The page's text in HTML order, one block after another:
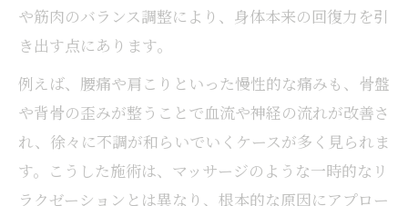
や筋肉のバランス調整により、身体本来の回復力を引
き出す点にあります。
例えば、腰痛や肩こりといった慢性的な痛みも、骨盤
や背骨の歪みが整うことで血流や神経の流れが改善さ
れ、徐々に不調が和らいでいくケースが多く見られま
す。こうした施術は、マッサージのような一時的なリ
ラクゼーションとは異なり、根本的な原因にアプロー